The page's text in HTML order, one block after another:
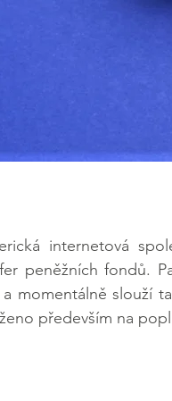
internetová
peněžních fondů.
momentálně slouží
především na